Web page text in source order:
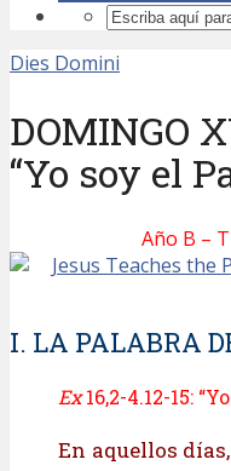
Dies Domini
DOMINGO
“Yo soy el
Año B –
I. LA PALABRA
Ex16,2-4.12-15:
En aquellos